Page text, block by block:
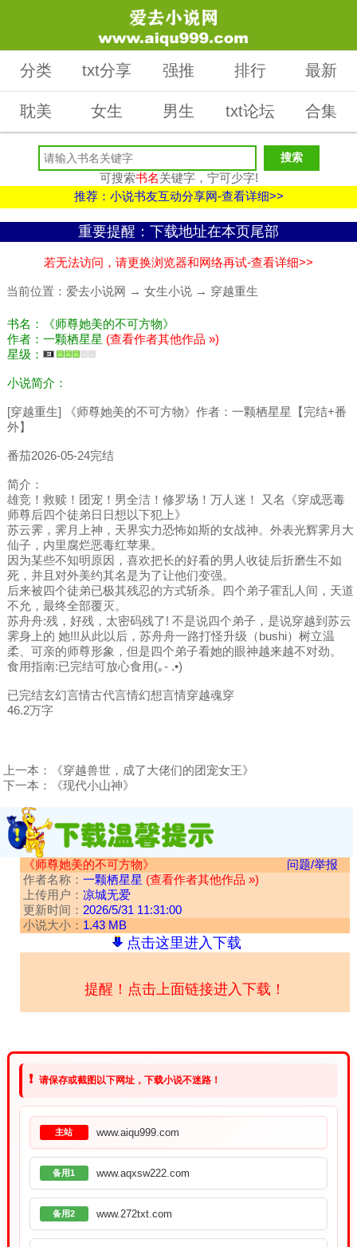
分类 txt分享 强推 排行 最新
耽美 女生 男生 txt论坛 合集
可搜索书名关键字，宁可少字!
推荐：小说书友互动分享网-查看详细>>
重要提醒：下载地址在本页尾部
若无法访问，请更换浏览器和网络再试-查看详细>>
当前位置： 爱去小说网 → 女生小说 → 穿越重生
书名：《师尊她美的不可方物》
作者：一颗栖星星 (查看作者其他作品 »)
星级：
小说简介：
[穿越重生] 《师尊她美的不可方物》作者：一颗栖星星【完结+番
外】
番茄2026-05-24完结
简介：
雄竞！救赎！团宠！男全洁！修罗场！万人迷！ 又名《穿成恶毒
师尊后四个徒弟日日想以下犯上》
苏云霁，霁月上神，天界实力恐怖如斯的女战神。外表光辉霁月大
仙子，内里腐烂恶毒红苹果。
因为某些不知明原因，喜欢把长的好看的男人收徒后折磨生不如
死，并且对外美约其名是为了让他们变强。
后来被四个徒弟已极其残忍的方式斩杀。四个弟子霍乱人间，天道
不允，最终全部覆灭。
苏舟舟:残，好残，太密码残了! 不是说四个弟子，是说穿越到苏云
霁身上的 她!!!从此以后，苏舟舟一路打怪升级（bushi）树立温
柔、可亲的师尊形象，但是四个弟子看她的眼神越来越不对劲。
食用指南:已完结可放心食用(｡- .•)
已完结玄幻言情古代言情幻想言情穿越魂穿
46.2万字
上一本：
《穿越兽世，成了大佬们的团宠女王》
下一本：
《现代小山神》
《师尊她美的不可方物》
问题/举报
作者名称： 一颗栖星星 (查看作者其他作品 »)
上传用户： 凉城无爱
更新时间： 2026/5/31 11:31:00
小说大小： 1.43 MB
点击这里进入下载
提醒！点击上面链接进入下载！
❗ 请保存或截图以下网址，下载小说不迷路！
主站 www.aiqu999.com
备用1 www.aqxsw222.com
备用2 www.272txt.com